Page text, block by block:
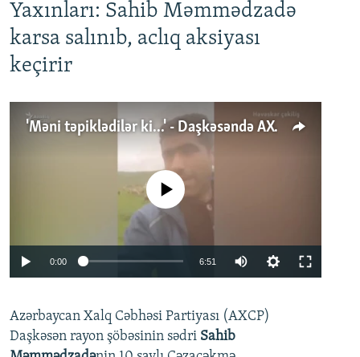
Yaxınları: Sahib Məmmədzadə
karsa salınıb, aclıq aksiyası
keçirir
'Məni təpiklədilər ki...' - Daşkəsəndə AXCP fəalının yaxınları onun həbsinə etiraz edirlər
Auto 240p 360p
No media source currently available
0:00 6:51
360p
Azərbaycan Xalq Cəbhəsi Partiyası (AXCP)
Daşkəsən rayon şöbəsinin sədri Sahib